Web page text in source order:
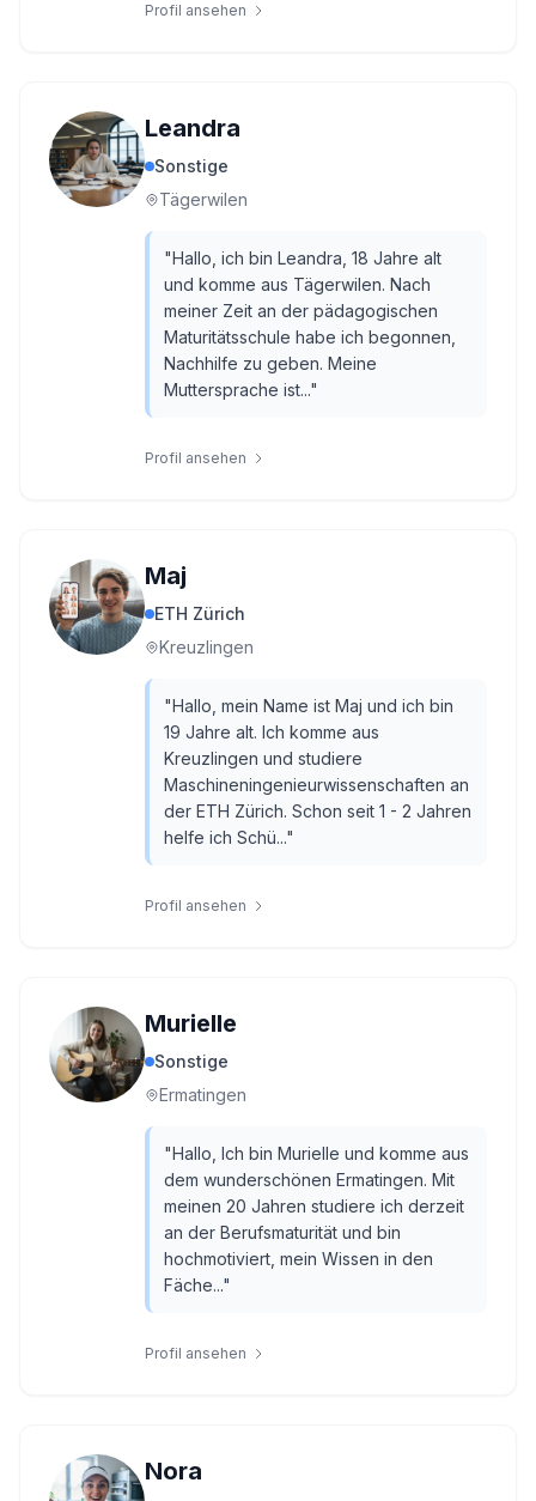
Profil ansehen
Leandra
Sonstige
Tägerwilen
"Hallo, ich bin Leandra, 18 Jahre alt
und komme aus Tägerwilen. Nach
meiner Zeit an der pädagogischen
Maturitätsschule habe ich begonnen,
Nachhilfe zu geben. Meine
Muttersprache ist..."
Profil ansehen
Maj
ETH Zürich
Kreuzlingen
"Hallo, mein Name ist Maj und ich bin
19 Jahre alt. Ich komme aus
Kreuzlingen und studiere
Maschineningenieurwissenschaften an
der ETH Zürich. Schon seit 1 - 2 Jahren
helfe ich Schü..."
Profil ansehen
Murielle
Sonstige
Ermatingen
"Hallo, Ich bin Murielle und komme aus
dem wunderschönen Ermatingen. Mit
meinen 20 Jahren studiere ich derzeit
an der Berufsmaturität und bin
hochmotiviert, mein Wissen in den
Fäche..."
Profil ansehen
Nora